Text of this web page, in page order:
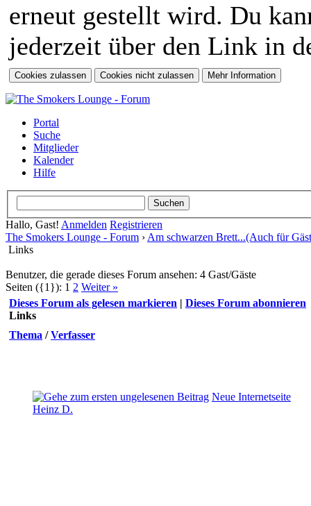
erneut gestellt wird. Du
jederzeit über den Link in
Portal
Suche
Mitglieder
Kalender
Hilfe
Hallo, Gast! Anmelden Registrieren
The Smokers Lounge - Forum › Am schwarzen Brett...(Auch für
Links
Benutzer, die gerade dieses Forum ansehen: 4 Gast/Gäste
Seiten ({1}): 1 2 Weiter »
Dieses Forum als gelesen markieren | Dieses Forum abonnieren
Links
Thema /Verfasser
Neue Internetseite
Heinz D.